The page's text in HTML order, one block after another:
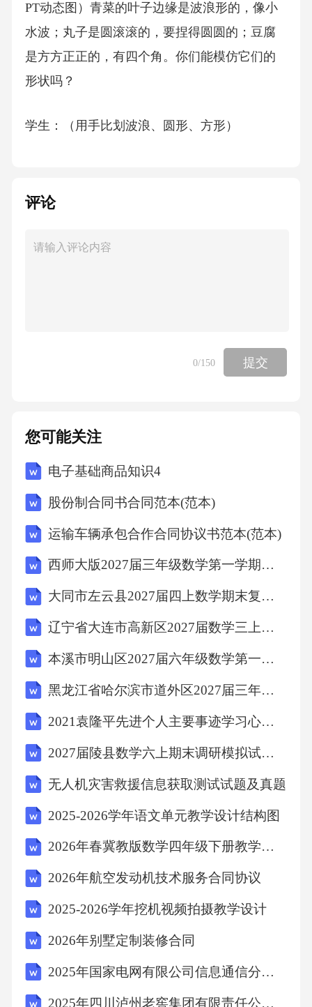
PT动态图）青菜的叶子边缘是波浪形的，像小
水波；丸子是圆滚滚的，要捏得圆圆的；豆腐
是方方正正的，有四个角。你们能模仿它们的
形状吗？
学生：（用手比划波浪、圆形、方形）
些食材。请看老师示范：（举起绿色皱纹纸）
卡纸剪出方块做豆腐。重点在哪里？
教师：完全正确！现在请小组长领取材料包，
每人选一种食材开始制作，遇到困难可以举手
教师：小厨师们，记住我们的分工：第一组做
作吧！（巡视指导）
学生A：（举着剪坏的纸）老师，我的波浪撕歪
教师：没关系，试试把纸对折再撕，这样两边
对称更整齐！（示范）
学生B：老师，胶水总是粘到手！
面，这样就不会脏手啦！
教师：（对能力较弱的学生）你可以用现成的
学生，挑战做带叶脉的青菜或带花纹的丸子！
学生：（小组讨论）我们组的丸子大小不一
**环节四：作品展示，文化渗透（5分钟）**
评论
0/150 提交
您可能关注
电子基础商品知识4
股份制合同书合同范本(范本)
运输车辆承包合作合同协议书范本(范本)
西师大版2027届三年级数学第一学期期末调研试题含解析
大同市左云县2027届四上数学期末复习检测模拟试题含解析
辽宁省大连市高新区2027届数学三上期末达标检测模拟试题含解析
本溪市明山区2027届六年级数学第一学期期末统考模拟试题含解析
黑龙江省哈尔滨市道外区2027届三年级数学第一学期期末检测试题含解析
2021袁隆平先进个人主要事迹学习心得体会5篇
2027届陵县数学六上期末调研模拟试题含解析
无人机灾害救援信息获取测试试题及真题
2025-2026学年语文单元教学设计结构图
2026年春冀教版数学四年级下册教学工作计划
2026年航空发动机技术服务合同协议
2025-2026学年挖机视频拍摄教学设计
2026年别墅定制装修合同
2025年国家电网有限公司信息通信分公司招聘高校毕业生26人(第一批)笔试参考题库附带答案详解
2025年四川泸州老窖集团有限责任公司社会公开招聘笔试参考题库附带答案详解